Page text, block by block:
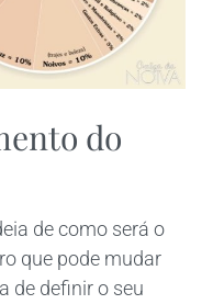
do
de como será o
que pode mudar
de definiro seu